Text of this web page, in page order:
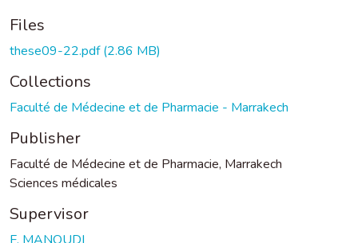
Files
these09-22.pdf(2.86 MB)
Collections
Faculté de Médecine et de Pharmacie - Marrakech
Publisher
Faculté de Médecine et de Pharmacie, Marrakech
Sciences médicales
Supervisor